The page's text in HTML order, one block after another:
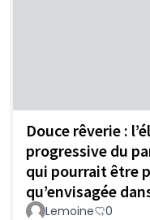
Douce rêverie :
progressive du
qui pourrait être
qu’envisagée
Lemoine 0